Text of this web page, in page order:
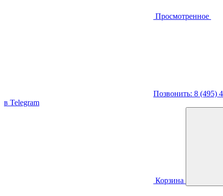
Просмотренное
Позвонить: 8 (495)
в Telegram
Корзина